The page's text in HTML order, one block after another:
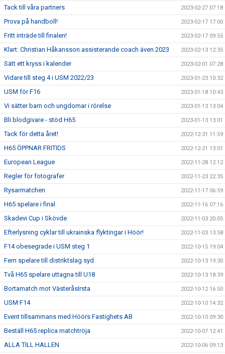
Tack till våra partners 2023-02-27 07:18
Prova på handboll! 2023-02-17 17:00
Fritt inträde till finalen! 2023-02-17 09:55
Klart: Christian Håkansson assisterande coach även 2023 2023-02-13 12:35
Sätt ett kryss i kalender 2023-02-01 07:28
Vidare till steg 4 i USM 2022/23 2023-01-23 10:32
USM för F16 2023-01-18 10:43
Vi sätter barn och ungdomar i rörelse 2023-01-13 13:04
Bli blodgivare - stöd H65 2023-01-13 13:01
Tack för detta året! 2022-12-31 11:59
H65 ÖPPNAR FRITIDS 2022-12-21 13:01
European League 2022-11-28 12:12
Regler för fotografer 2022-11-23 22:35
Rysarmatchen 2022-11-17 06:59
H65 spelare i final 2022-11-16 07:16
Skadevi Cup i Skövde 2022-11-03 20:05
Efterlysning cyklar till ukrainska flyktingar i Höör! 2022-11-03 13:58
F14 obesegrade i USM steg 1 2022-10-15 19:04
Fem spelare till distriktslag syd 2022-10-13 19:30
Två H65 spelare uttagna till U18 2022-10-13 18:39
Bortamatch mot VästeråsIrsta 2022-10-12 16:50
USM F14 2022-10-10 14:32
Event tillsammans med Höörs Fastighets AB 2022-10-10 09:30
Beställ H65 replica matchtröja 2022-10-07 12:41
ALLA TILL HALLEN 2022-10-06 09:13